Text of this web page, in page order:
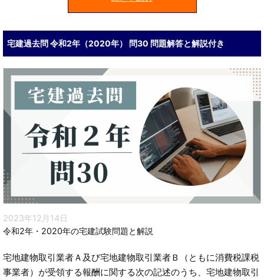
宅建過去問 令和2年（2020年） 問30 問題解答と解説付き
2023年12月14日
令和2年・2020年の宅建試験問題と解説
宅地建物取引業者Ａ及び宅地建物取引業者Ｂ（ともに消費税課税
事業者）が受領する報酬に関する次の記述のうち、宅地建物取引